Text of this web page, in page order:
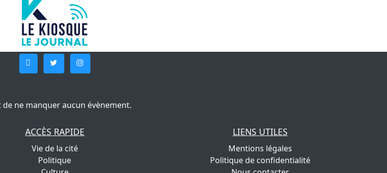
ne manquer aucun évènement.
ACCÈS RAPIDE
Vie de la cité
Politique
LIENS UTILES
Mentions légales
Politique de confidentialité